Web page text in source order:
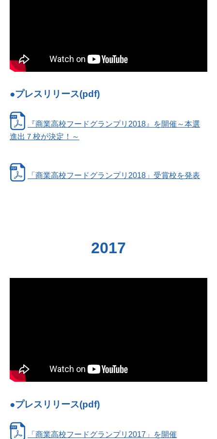
●プレスリリース(pdf)
『商業高校フードグランプリ2018』を開催～本選
進出７校が決定！～
「商業高校フードグランプリ2018」受賞校を発表
2017
●プレスリリース(pdf)
「商業高校フードグランプリ2017」を開催